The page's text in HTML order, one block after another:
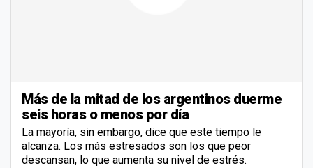
Más de la mitad de los argentinos duerme
seis horas o menos por día
La mayoría, sin embargo, dice que este tiempo le
alcanza. Los más estresados son los que peor
descansan, lo que aumenta su nivel de estrés.